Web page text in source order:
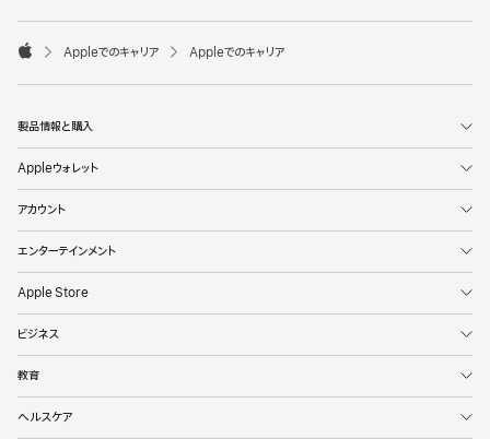
o
t
p
l
Appleでのキャリア Appleでのキャリア
製品情報と購入
Appleウォレット
アカウント
エンターテインメント
Apple Store
ビジネス
教育
ヘルスケア